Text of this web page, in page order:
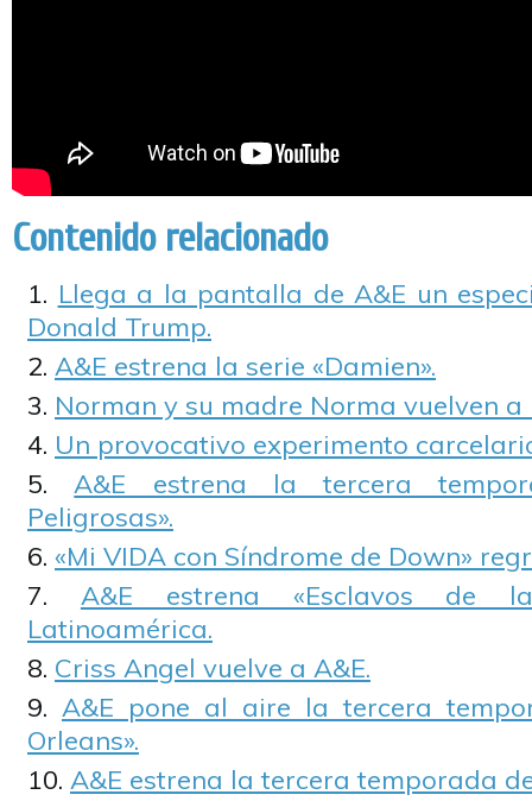
Contenido relacionado
Llega a la pantalla de A&E un
Donald Trump.
A&E estrena la serie «Damien».
Norman y su madre Norma vuelven a
Un provocativo experimento
A&E estrena la tercera
Peligrosas».
«Mi VIDA con Síndrome de Down»
A&E estrena «Esclavos de
Latinoamérica.
Criss Angel vuelve a A&E.
A&E pone al aire la tercera
Orleans».
A&E estrena la tercera temporada